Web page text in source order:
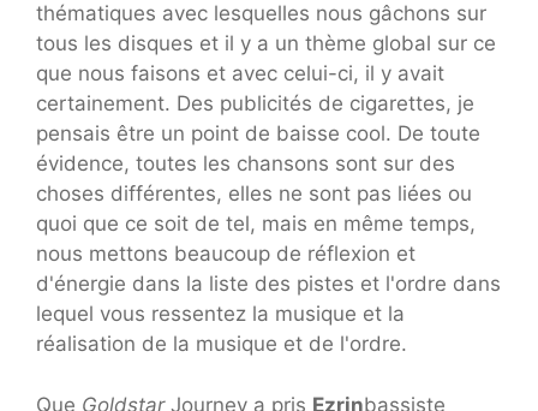
thématiques avec lesquelles nous gâchons sur
tous les disques et il y a un thème global sur ce
que nous faisons et avec celui-ci, il y avait
certainement. Des publicités de cigarettes, je
pensais être un point de baisse cool. De toute
évidence, toutes les chansons sont sur des
choses différentes, elles ne sont pas liées ou
quoi que ce soit de tel, mais en même temps,
nous mettons beaucoup de réflexion et
d'énergie dans la liste des pistes et l'ordre dans
lequel vous ressentez la musique et la
réalisation de la musique et de l'ordre.
Que GoldstarJourney a pris Ezrinbassiste